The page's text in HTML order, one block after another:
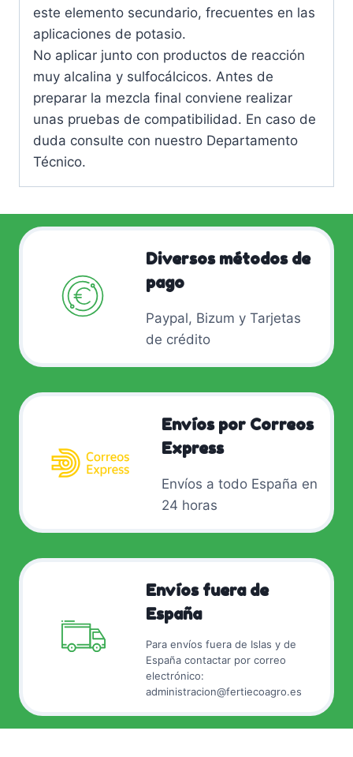
este elemento secundario, frecuentes en las
aplicaciones de potasio.
No aplicar junto con productos de reacción
muy alcalina y sulfocálcicos. Antes de
preparar la mezcla final conviene realizar
unas pruebas de compatibilidad. En caso de
duda consulte con nuestro Departamento
Técnico.
Diversos métodos de
pago
Paypal, Bizum y Tarjetas
de crédito
Envíos por Correos
Express
Envíos a todo España en
24 horas
Envíos fuera de
España
Para envíos fuera de Islas y de
España contactar por correo
electrónico:
administracion@fertiecoagro.es